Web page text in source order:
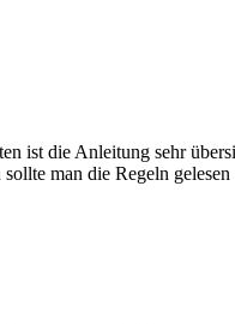
ist die Anleitung sehr
man die Regeln